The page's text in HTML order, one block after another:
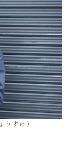
すけ）